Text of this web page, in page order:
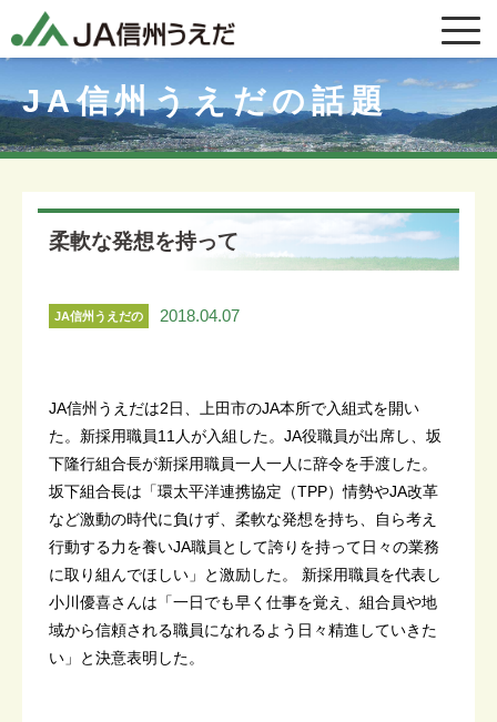
JA信州うえだの話題
柔軟な発想を持って
JA信州うえだの
2018.04.07
JA信州うえだは2日、上田市のJA本所で入組式を開い
た。新採用職員11人が入組した。JA役職員が出席し、坂
下隆行組合長が新採用職員一人一人に辞令を手渡した。
坂下組合長は「環太平洋連携協定（TPP）情勢やJA改革
など激動の時代に負けず、柔軟な発想を持ち、自ら考え
行動する力を養いJA職員として誇りを持って日々の業務
に取り組んでほしい」と激励した。 新採用職員を代表し
小川優喜さんは「一日でも早く仕事を覚え、組合員や地
域から信頼される職員になれるよう日々精進していきた
い」と決意表明した。